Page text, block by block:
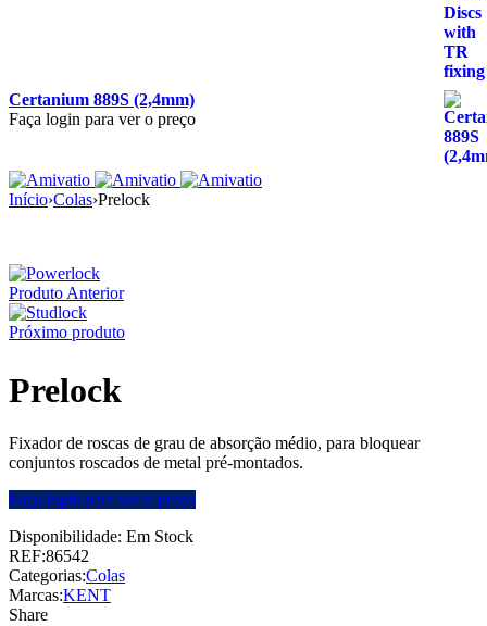
Certanium 889S (2,4mm)
Faça login para ver o preço
Início›Colas›Prelock
Produto Anterior
Próximo produto
Prelock
Fixador de roscas de grau de absorção médio, para bloquear
conjuntos roscados de metal pré-montados.
Faça login para ver o preço
Disponibilidade: Em Stock
REF:86542
Categorias:Colas
Marcas:KENT
Share